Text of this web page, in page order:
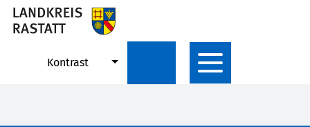
Kontrast